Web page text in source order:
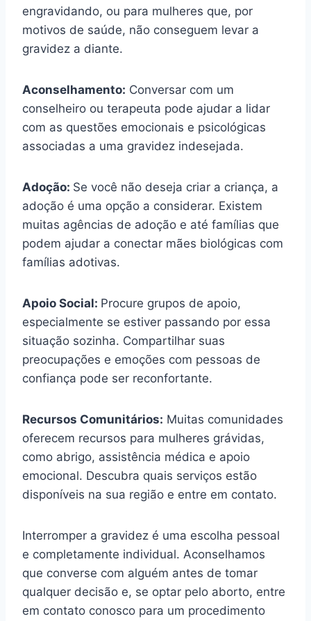
engravidando, ou para mulheres que, por
motivos de saúde, não conseguem levar a
gravidez a diante.
Aconselhamento: Conversar com um
conselheiro ou terapeuta pode ajudar a lidar
com as questões emocionais e psicológicas
associadas a uma gravidez indesejada.
Adoção: Se você não deseja criar a criança, a
adoção é uma opção a considerar. Existem
muitas agências de adoção e até famílias que
podem ajudar a conectar mães biológicas com
famílias adotivas.
Apoio Social: Procure grupos de apoio,
especialmente se estiver passando por essa
situação sozinha. Compartilhar suas
preocupações e emoções com pessoas de
confiança pode ser reconfortante.
Recursos Comunitários: Muitas comunidades
oferecem recursos para mulheres grávidas,
como abrigo, assistência médica e apoio
emocional. Descubra quais serviços estão
disponíveis na sua região e entre em contato.
Interromper a gravidez é uma escolha pessoal
e completamente individual. Aconselhamos
que converse com alguém antes de tomar
qualquer decisão e, se optar pelo aborto, entre
em contato conosco para um procedimento